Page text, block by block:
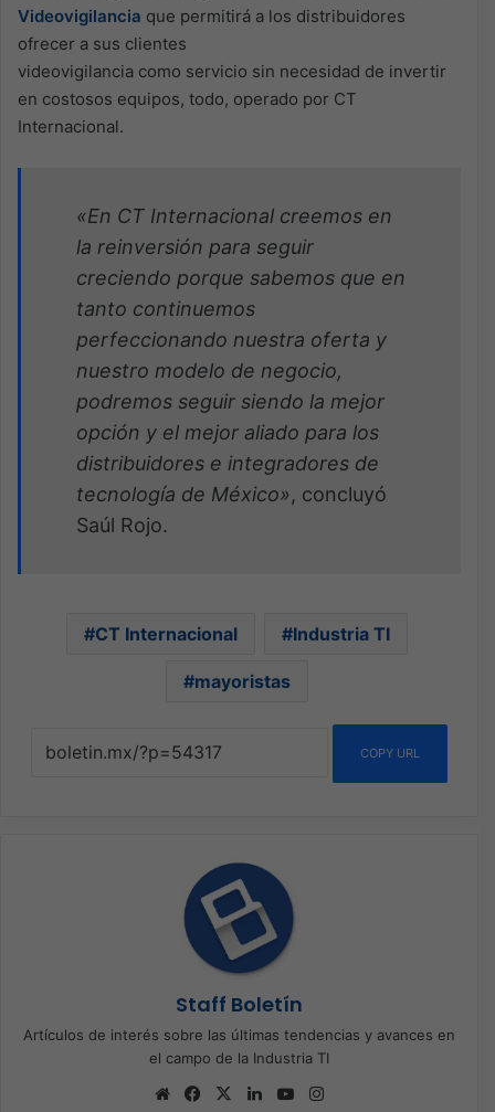
Videovigilancia que permitirá a los distribuidores
ofrecer a sus clientes
videovigilancia como servicio sin necesidad de invertir
en costosos equipos, todo, operado por CT
Internacional.
«En CT Internacional creemos en
la reinversión para seguir
creciendo porque sabemos que en
tanto continuemos
perfeccionando nuestra oferta y
nuestro modelo de negocio,
podremos seguir siendo la mejor
opción y el mejor aliado para los
distribuidores e integradores de
tecnología de México», concluyó
Saúl Rojo.
CT Internacional Industria TI
mayoristas
COPY URL
Staff Boletín
Artículos de interés sobre las últimas tendencias y avances en
el campo de la Industria TI
Sitio
Facebook
X LinkedInYouTube